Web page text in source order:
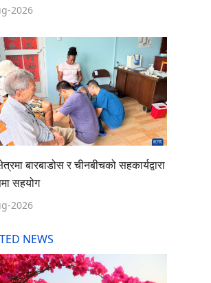
2026
बारबाडोस र चीनबीचको सहकार्यद्वारा
सहयोग
2026
NEWS